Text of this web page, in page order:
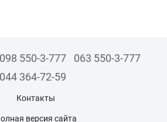
глубинных насосов
транспортировку к месту
098 550-3-777
063 550-3-777
044 364-72-59
Контакты
версия сайта